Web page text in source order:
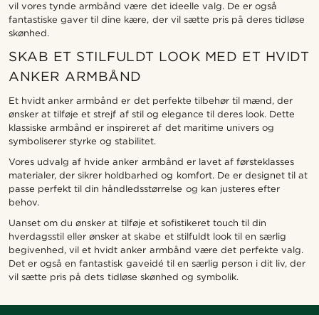
vil vores tynde armbånd være det ideelle valg. De er også
fantastiske gaver til dine kære, der vil sætte pris på deres tidløse
skønhed.
SKAB ET STILFULDT LOOK MED ET HVIDT
ANKER ARMBÅND
Et hvidt anker armbånd er det perfekte tilbehør til mænd, der
ønsker at tilføje et strejf af stil og elegance til deres look. Dette
klassiske armbånd er inspireret af det maritime univers og
symboliserer styrke og stabilitet.
Vores udvalg af hvide anker armbånd er lavet af førsteklasses
materialer, der sikrer holdbarhed og komfort. De er designet til at
passe perfekt til din håndledsstørrelse og kan justeres efter
behov.
Uanset om du ønsker at tilføje et sofistikeret touch til din
hverdagsstil eller ønsker at skabe et stilfuldt look til en særlig
begivenhed, vil et hvidt anker armbånd være det perfekte valg.
Det er også en fantastisk gaveidé til en særlig person i dit liv, der
vil sætte pris på dets tidløse skønhed og symbolik.